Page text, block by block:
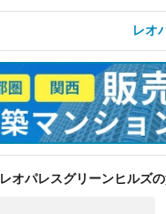
レオ
レオパレスグリーンヒルズ